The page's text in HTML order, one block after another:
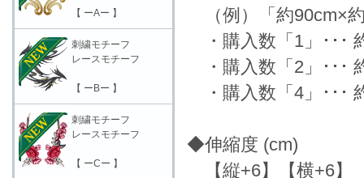
（例）「約90cm×
・購入数「1」･･･
・購入数「2」･･･
・購入数「4」･･･
◆伸縮度 (cm)
【縦+6】【横+6】
【 ーAー 】
刺繍モチーフ
レースモチーフ
【 ーBー 】
刺繍モチーフ
レースモチーフ
【 ーCー 】